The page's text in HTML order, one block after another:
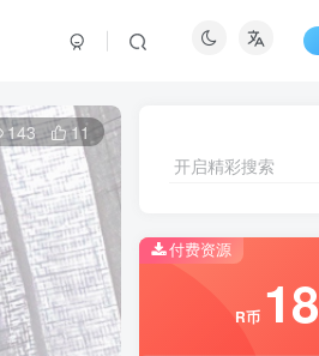
143 11
开启精彩搜索
付费资源
R币 18